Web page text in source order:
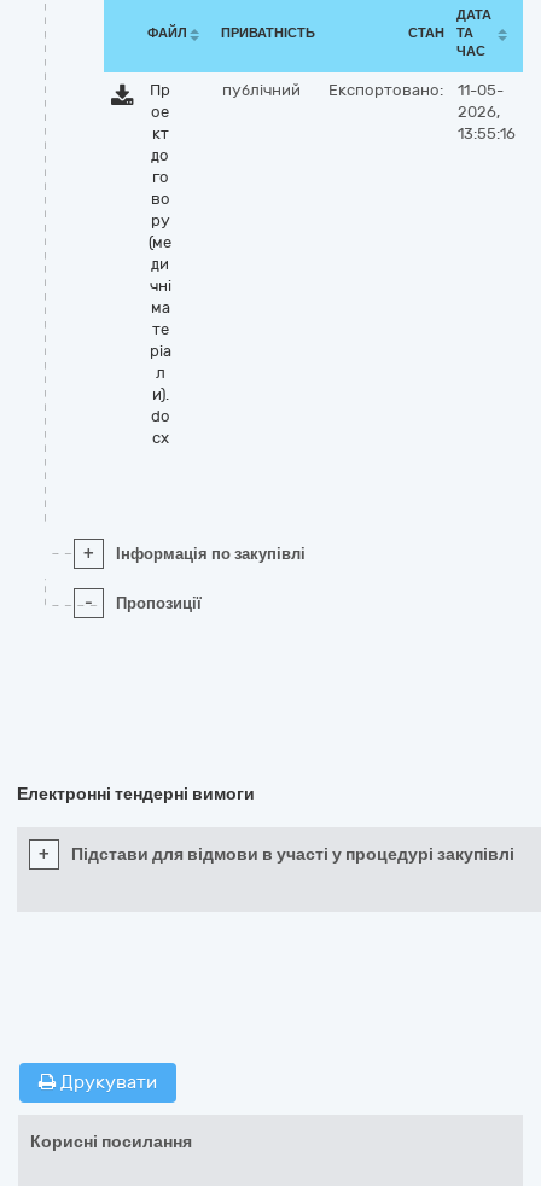
ФАЙЛ ПРИВАТНІСТЬ СТАН
ДАТА
ТА
ЧАС
Пр
ое
кт
до
го
во
ру
(ме
ди
чні
ма
те
ріа
л
и).
do
cx
публічний Експортовано:
11-05-
2026,
13:55:16
+ Інформація по закупівлі
- Пропозиції
Електронні тендерні вимоги
+ Підстави для відмови в участі у процедурі закупівлі
Друкувати
Корисні посилання